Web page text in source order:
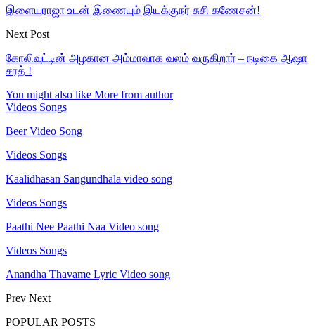
இளையராஜா உடன் இணையும் இயக்குநர் சுசி கணேசன்!
Next Post
கோலிவுட்டின் அழகான அம்மாவாக வலம் வருகிறார் – நடிகை ஆஷா
சரத் !
You might also like More from author
Videos Songs
Beer Video Song
Videos Songs
Kaalidhasan Sangundhala video song
Videos Songs
Paathi Nee Paathi Naa Video song
Videos Songs
Anandha Thavame Lyric Video song
Prev Next
POPULAR POSTS